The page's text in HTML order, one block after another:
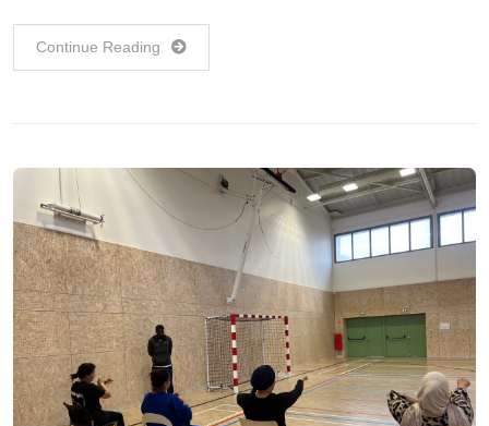
Continue Reading